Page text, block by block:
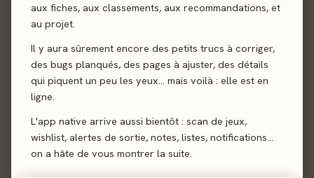
aux fiches, aux classements, aux recommandations, et
au projet.
Il y aura sûrement encore des petits trucs à corriger,
des bugs planqués, des pages à ajuster, des détails
qui piquent un peu les yeux… mais voilà : elle est en
ligne.
L'app native arrive aussi bientôt : scan de jeux,
wishlist, alertes de sortie, notes, listes, notifications…
on a hâte de vous montrer la suite.
Association d'idées
Sortie 3 mai 2024
Auteur Johan Benvenuto· Alexandre Droit ·Bertrand
Illustration Alain Boyer